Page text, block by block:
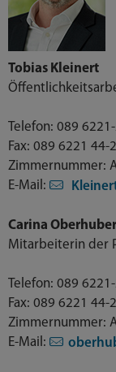
Tobias Kleinert
Telefon: 089
Fax: 089 6221 44-
Zimmernummer:
E-Mail:
Carina Oberhuber
Mitarbeiterin der
Telefon: 089
Fax: 089 6221 44-
Zimmernummer:
E-Mail: